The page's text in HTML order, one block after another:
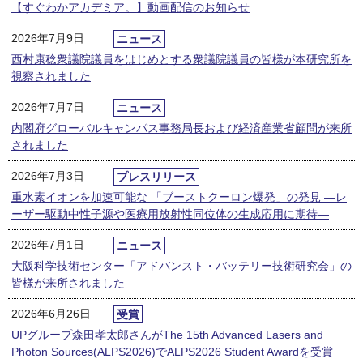
【すぐわかアカデミア。】動画配信のお知らせ
2026年7月9日
ニュース
西村康稔衆議院議員をはじめとする衆議院議員の皆様が本研究所を
視察されました
2026年7月7日
ニュース
内閣府グローバルキャンパス事務局長および経済産業省顧問が来所
されました
2026年7月3日
プレスリリース
重水素イオンを加速可能な 「ブーストクーロン爆発」の発見 ―レ
ーザー駆動中性子源や医療用放射性同位体の生成応用に期待―
2026年7月1日
ニュース
大阪科学技術センター「アドバンスト・バッテリー技術研究会」の
皆様が来所されました
2026年6月26日
受賞
UPグループ森田孝太郎さんがThe 15th Advanced Lasers and
Photon Sources(ALPS2026)でALPS2026 Student Awardを受賞